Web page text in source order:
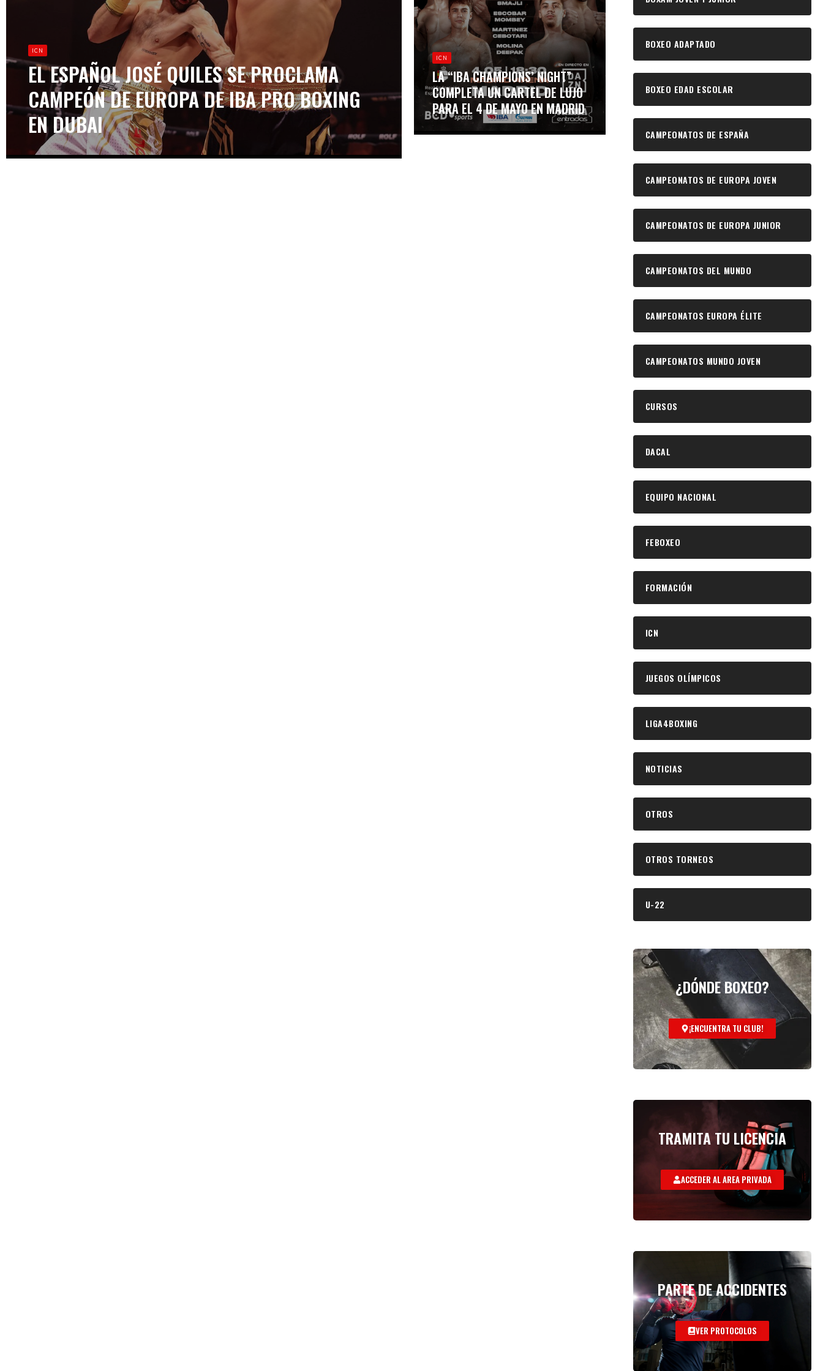
ICN
EL ESPAÑOL JOSÉ QUILES SE PROCLAMA
CAMPEÓN DE EUROPA DE IBA PRO BOXING
EN DUBAI
ICN
LA “IBA CHAMPIONS’ NIGHT”
COMPLETA UN CARTEL DE LUJO
PARA EL 4 DE MAYO EN MADRID
BOXEO ADAPTADO
BOXEO EDAD ESCOLAR
CAMPEONATOS DE ESPAÑA
CAMPEONATOS DE EUROPA JOVEN
CAMPEONATOS DE EUROPA JUNIOR
CAMPEONATOS DEL MUNDO
CAMPEONATOS EUROPA ÉLITE
CAMPEONATOS MUNDO JOVEN
CURSOS
DACAL
EQUIPO NACIONAL
FEBOXEO
FORMACIÓN
ICN
JUEGOS OLÍMPICOS
LIGA4BOXING
NOTICIAS
OTROS
OTROS TORNEOS
U-22
¿DÓNDE BOXEO?
¡ENCUENTRA TU CLUB!
TRAMITA TU LICENCIA
ACCEDER AL AREA PRIVADA
PARTE DE ACCIDENTES
VER PROTOCOLOS